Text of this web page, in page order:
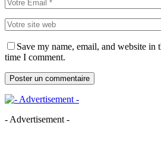
Save my name, email, and website in
time I comment.
- Advertisement -